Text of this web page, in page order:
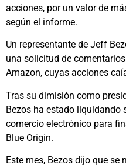
acciones, por un valor de
según el informe.
Un representante de Jeff
una solicitud de
Amazon, cuyas acciones
Tras su dimisión como
Bezos ha estado liquidando
comercio electrónico para
Blue Origin.
Este mes, Bezos dijo que